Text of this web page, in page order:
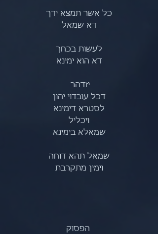
כל אשר תמצא ידך
דא שמאל
לעשות בכחך
דא הוא ימינא
יזדהר
דכל עובדוי יהון
לסטרא דימינא
ויכליל
שמאלא בימינא
שמאל תהא דוחה
וימין מתקרבת